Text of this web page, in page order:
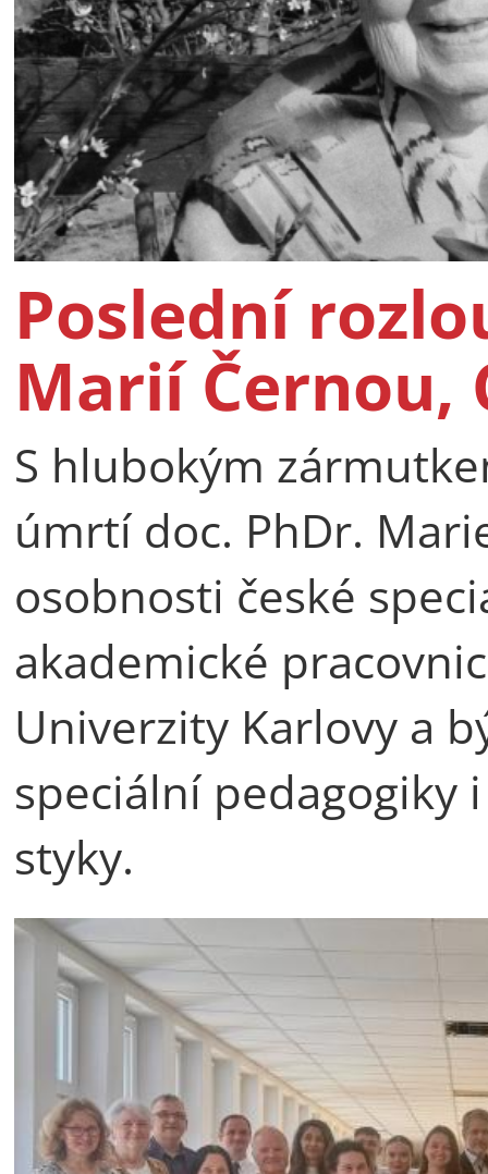
Poslední
Marií Černou,
S hlubokým
úmrtí doc. PhDr.
osobnosti české
akademické
Univerzity Karlovy a
speciální pedagogiky
styky.